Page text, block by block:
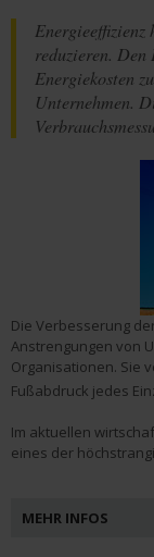
reduzieren.
Energiekosten
Unternehmen.
Die Verbesserung
Anstrengungen von
Organisationen. Sie
Fußabdruck jedes
Im aktuellen
eines der
MEHR INFOS